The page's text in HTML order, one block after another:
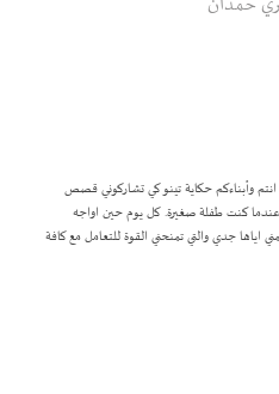
انتم وأبناءكم حكاية تينو كي تشاركوني قصص
عندما كنت طفلة صغيرة. كل يوم حين اواجه
اياها جدي والتي تمنحني القوة للتعامل مع كافة